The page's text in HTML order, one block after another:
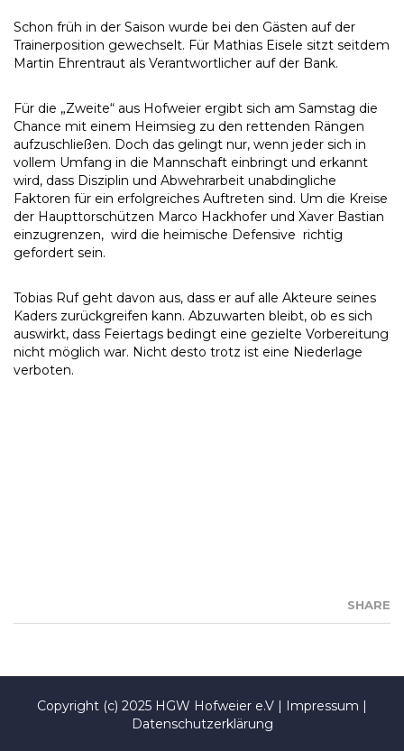
Schon früh in der Saison wurde bei den Gästen auf der
Trainerposition gewechselt. Für Mathias Eisele sitzt seitdem
Martin Ehrentraut als Verantwortlicher auf der Bank.
Für die „Zweite“ aus Hofweier ergibt sich am Samstag die
Chance mit einem Heimsieg zu den rettenden Rängen
aufzuschließen. Doch das gelingt nur, wenn jeder sich in
vollem Umfang in die Mannschaft einbringt und erkannt
wird, dass Disziplin und Abwehrarbeit unabdingliche
Faktoren für ein erfolgreiches Auftreten sind. Um die Kreise
der Haupttorschützen Marco Hackhofer und Xaver Bastian
einzugrenzen, wird die heimische Defensive richtig
gefordert sein.
Tobias Ruf geht davon aus, dass er auf alle Akteure seines
Kaders zurückgreifen kann. Abzuwarten bleibt, ob es sich
auswirkt, dass Feiertags bedingt eine gezielte Vorbereitung
nicht möglich war. Nicht desto trotz ist eine Niederlage
verboten.
SHARE
Copyright (c) 2025 HGW Hofweier e.V | Impressum |
Datenschutzerklärung